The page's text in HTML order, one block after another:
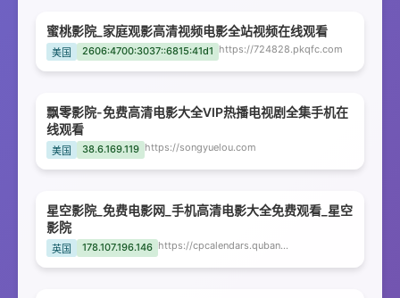
蜜桃影院_家庭观影高清视频电影全站视频在线观看
美国 2606:4700:3037::6815:41d1 https://724828.pkqfc.com
飘零影院-免费高清电影大全VIP热播电视剧全集手机在
线观看
美国 38.6.169.119 https://songyuelou.com
星空影院_免费电影网_手机高清电影大全免费观看_星空
影院
英国 178.107.196.146 https://cpcalendars.quban8.org